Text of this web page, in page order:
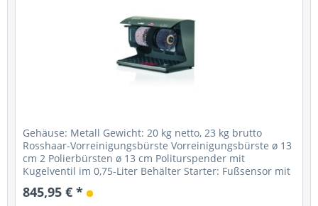
Gehäuse: Metall Gewicht: 20 kg netto, 23 kg brutto
Rosshaar-Vorreinigungsbürste Vorreinigungsbürste ø 13
cm 2 Polierbürsten ø 13 cm Politurspender mit
Kugelventil im 0,75-Liter Behälter Starter: Fußsensor mit
Timer Stromanschluss: 230...
845,95 € *